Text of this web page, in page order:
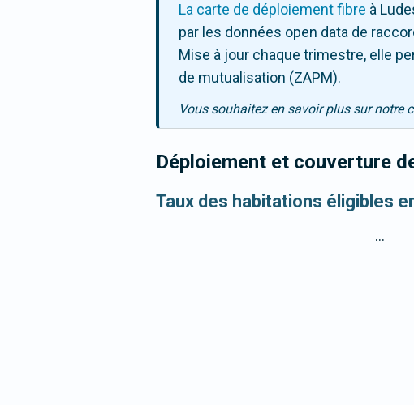
La carte de déploiement fibre à
par les données open data de
Mise à jour chaque trimestre, elle
de mutualisation (ZAPM).
Vous souhaitez en savoir plus sur notre
Déploiement et couverture
Taux des habitations éligibles
...